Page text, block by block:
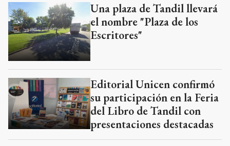
Una plaza de Tandil llevará
el nombre "Plaza de los
Escritores"
Editorial Unicen confirmó
su participación en la Feria
del Libro de Tandil con
presentaciones destacadas